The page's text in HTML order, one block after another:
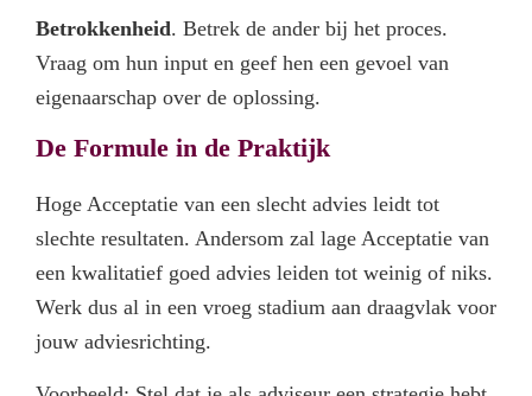
Betrokkenheid. Betrek de ander bij het proces.
Vraag om hun input en geef hen een gevoel van
eigenaarschap over de oplossing.
De Formule in de Praktijk
Hoge Acceptatie van een slecht advies leidt tot
slechte resultaten. Andersom zal lage Acceptatie van
een kwalitatief goed advies leiden tot weinig of niks.
Werk dus al in een vroeg stadium aan draagvlak voor
jouw adviesrichting.